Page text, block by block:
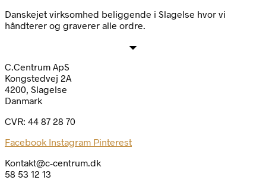
Danskejet virksomhed beliggende i Slagelse hvor vi
håndterer og graverer alle ordre.
C.Centrum ApS
Kongstedvej 2A
4200, Slagelse
Danmark
CVR: 44 87 28 70
Facebook Instagram Pinterest
Kontakt@c-centrum.dk
58 53 12 13